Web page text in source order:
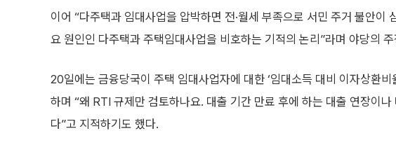
이어 “다주택과 임대사업을 압박하면 전·월세 부족으로 서민 주거 불안이
요 원인인 다주택과 주택임대사업을 비호하는 기적의 논리”라며 야당의
20일에는 금융당국이 주택 임대사업자에 대한 ‘임대소득 대비 이자상환
하며 “왜 RTI 규제만 검토하나요. 대출 기간 만료 후에 하는 대출 연장이
다”고 지적하기도 했다.